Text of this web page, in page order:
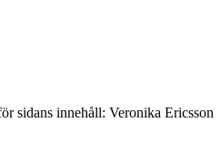
sidans innehåll: Veronika Ericsson